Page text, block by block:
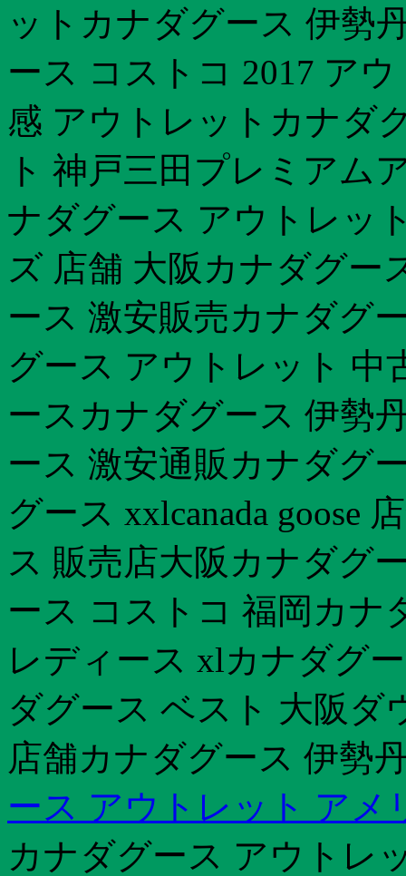
ットカナダグース 伊勢
ース コストコ 2017 ア
感 アウトレットカナダ
ト 神戸三田プレミアム
ナダグース アウトレッ
ズ 店舗 大阪カナダグー
ース 激安販売カナダグ
グース アウトレット 中
ースカナダグース 伊勢
ース 激安通販カナダグ
グース xxlcanada goose
ス 販売店大阪カナダグ
ース コストコ 福岡カナ
レディース xlカナダグ
ダグース ベスト 大阪ダ
店舗カナダグース 伊勢
ース アウトレット アメ
カナダグース アウトレ